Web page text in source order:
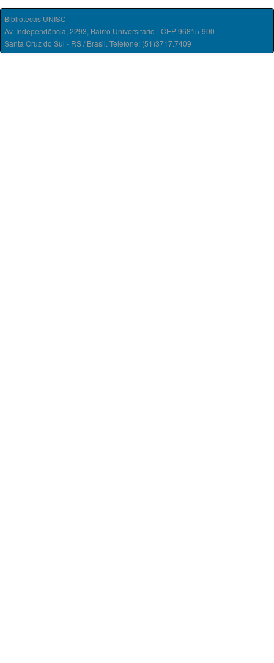
Bibliotecas UNISC
Av. Independência, 2293, Bairro Universitário - CEP 96815-900
Santa Cruz do Sul - RS / Brasil. Telefone: (51)3717.7409